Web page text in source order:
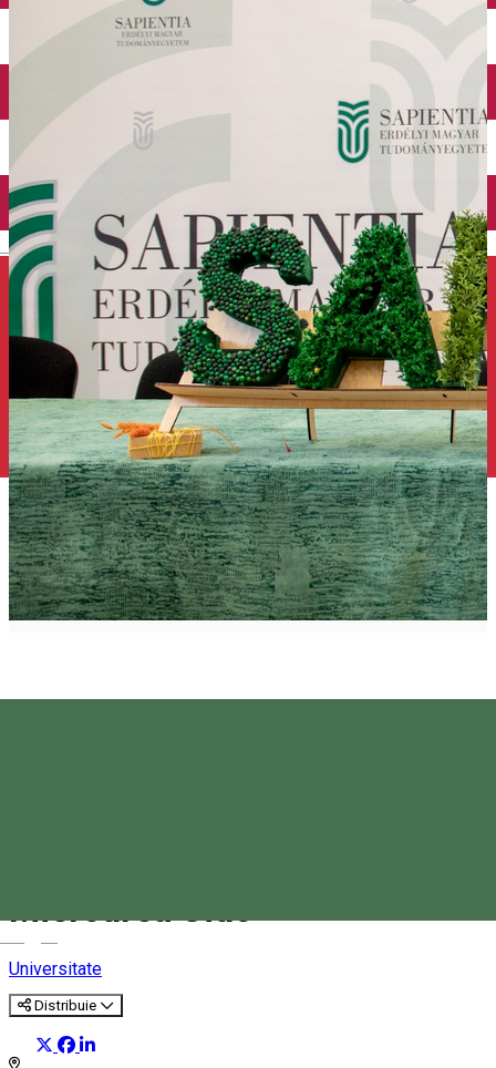
English
Închirieri auto
Închirieri de biciclete
Miercurea Ciuc
Universitate
Distribuie